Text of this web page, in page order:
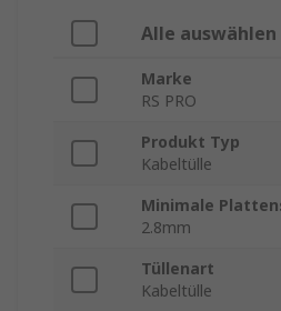
Alle auswählen
Marke
RS PRO
Produkt Typ
Kabeltülle
Minimale
2.8mm
Tüllenart
Kabeltülle